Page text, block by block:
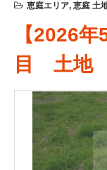
恵庭エリア, 恵庭 土
【2026
目 土地